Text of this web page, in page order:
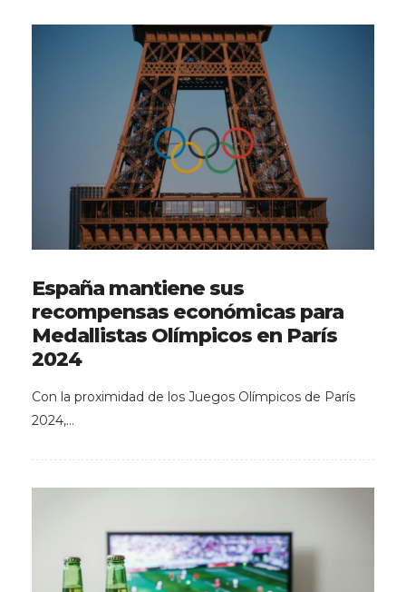
España mantiene sus
recompensas económicas para
Medallistas Olímpicos en París
2024
Con la proximidad de los Juegos Olímpicos de París
2024,…